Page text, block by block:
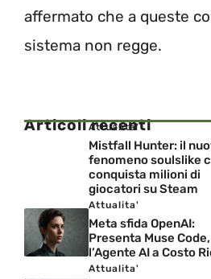
affermato che a queste
sistema non regge.
Articoli recenti
Attualita'
Mistfall Hunter: il
fenomeno soulslike
conquista milioni di
giocatori su Steam
Attualita'
Meta sfida OpenAI:
Presenta Muse Code,
l’Agente AI a Costo
Attualita'